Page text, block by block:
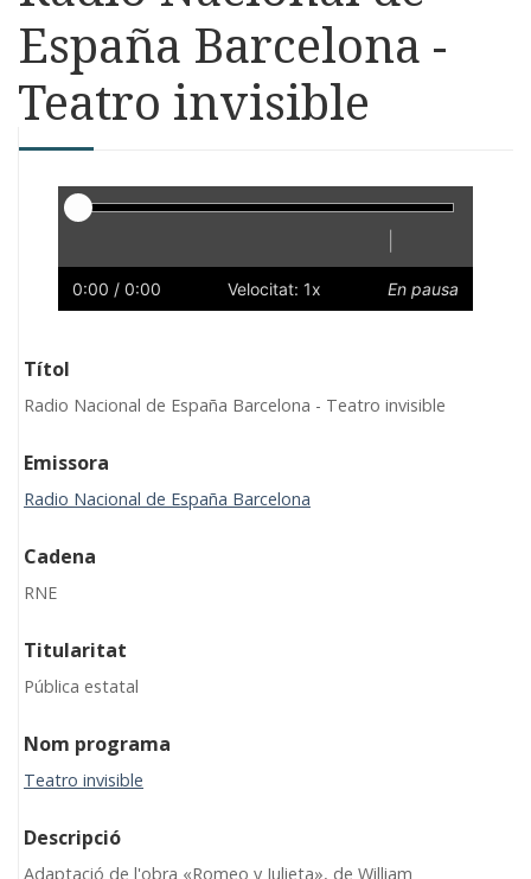
España Barcelona -
Teatro invisible
Reproductor
Lent
0:00 / 0:00 Velocitat: 1x En pausa
Títol
Radio Nacional de España Barcelona - Teatro invisible
Emissora
Radio Nacional de España Barcelona
Cadena
RNE
Titularitat
Pública estatal
Nom programa
Teatro invisible
Descripció
Adaptació de l'obra «Romeo y Julieta», de William